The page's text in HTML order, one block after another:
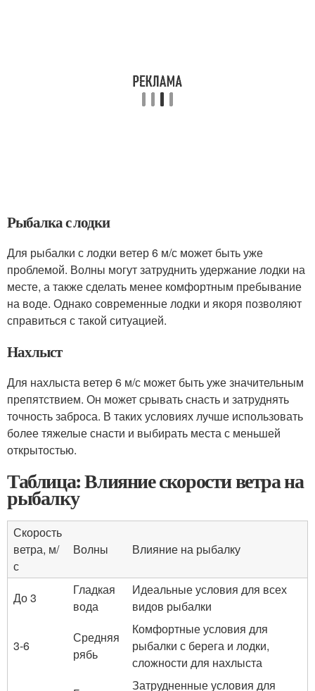
Рыбалка с лодки
Для рыбалки с лодки ветер 6 м/с может быть уже
проблемой. Волны могут затруднить удержание лодки на
месте, а также сделать менее комфортным пребывание
на воде. Однако современные лодки и якоря позволяют
справиться с такой ситуацией.
Нахлыст
Для нахлыста ветер 6 м/с может быть уже значительным
препятствием. Он может срывать снасть и затруднять
точность заброса. В таких условиях лучше использовать
более тяжелые снасти и выбирать места с меньшей
открытостью.
Таблица: Влияние скорости ветра на
рыбалку
Скорость
ветра, м/
с
Волны Влияние на рыбалку
До 3
Гладкая
вода
Идеальные условия для всех
видов рыбалки
3-6
Средняя
рябь
Комфортные условия для
рыбалки с берега и лодки,
сложности для нахлыста
Затрудненные условия для